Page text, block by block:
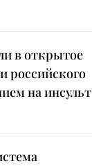
в открытое
российского
на инсульт